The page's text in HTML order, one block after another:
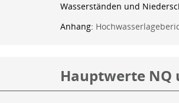
Wasserständen und
Anhang:
Hauptwerte NQ